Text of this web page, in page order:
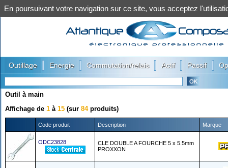
Outillage Energie Commutation/relais Actif Passif
Outil à main
Affichage de 1 à 15 (sur 84produits)
Code produit Description Marque
ODC23828
CLE DOUBLE A FOURCHE 5 x 5.5mm
PROXXON
En poursuivant votre navigation sur ce site, vous acceptez